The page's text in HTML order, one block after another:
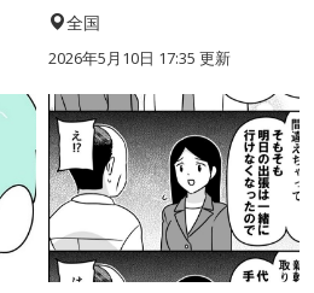
全国
2026年5月10日 17:35 更新